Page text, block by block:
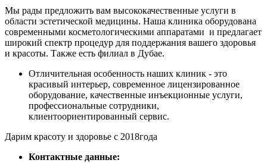
Мы рады предложить вам высококачественные услуги в
области эстетической медицины. Наша клиника оборудована
современными косметологическими аппаратами и предлагает
широкий спектр процедур для поддержания вашего здоровья
и красоты. Также есть филиал в Дубае.
Отличительная особенность наших клиник - это
красивый интерьер, современное лицензированное
оборудование, качественные инъекционные услуги,
профессиональные сотрудники,
клиентоориентированный сервис.
Дарим красоту и здоровье с 2018года
Контактные данные: